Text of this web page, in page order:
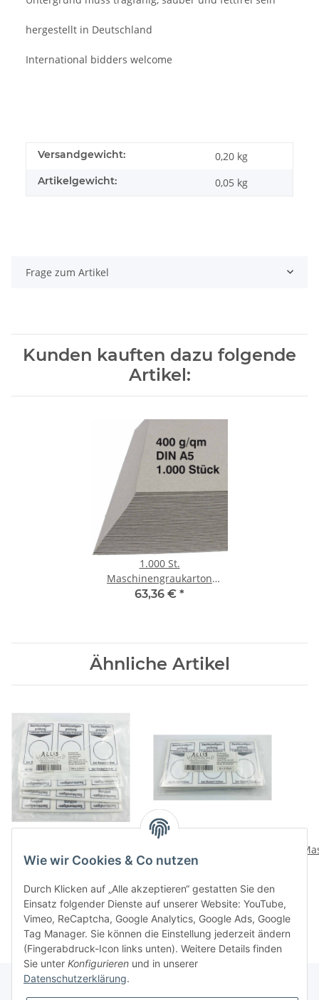
hergestellt in Deutschland
International bidders welcome
Versandgewicht: 0,20 kg
Artikelgewicht: 0,05 kg
Frage zum Artikel
Kunden kauften dazu folgende
Artikel:
1.000 St.
Maschinengraukarton
Unterlegkarton 400 g/qm
63,36 € *
Ähnliche Artikel
Grundrahmen 70 x 45
154,56 €*
Grundrahmen 70 x 45
47,88 €
Wie wir Cookies & Co nutzen
Durch Klicken auf „Alle akzeptieren“ gestatten Sie den
Einsatz folgender Dienste auf unserer Website: YouTube,
Vimeo, ReCaptcha, Google Analytics, Google Ads, Google
Tag Manager. Sie können die Einstellung jederzeit ändern
(Fingerabdruck-Icon links unten). Weitere Details finden
Sie unter Konfigurieren und in unserer
Datenschutzerklärung.